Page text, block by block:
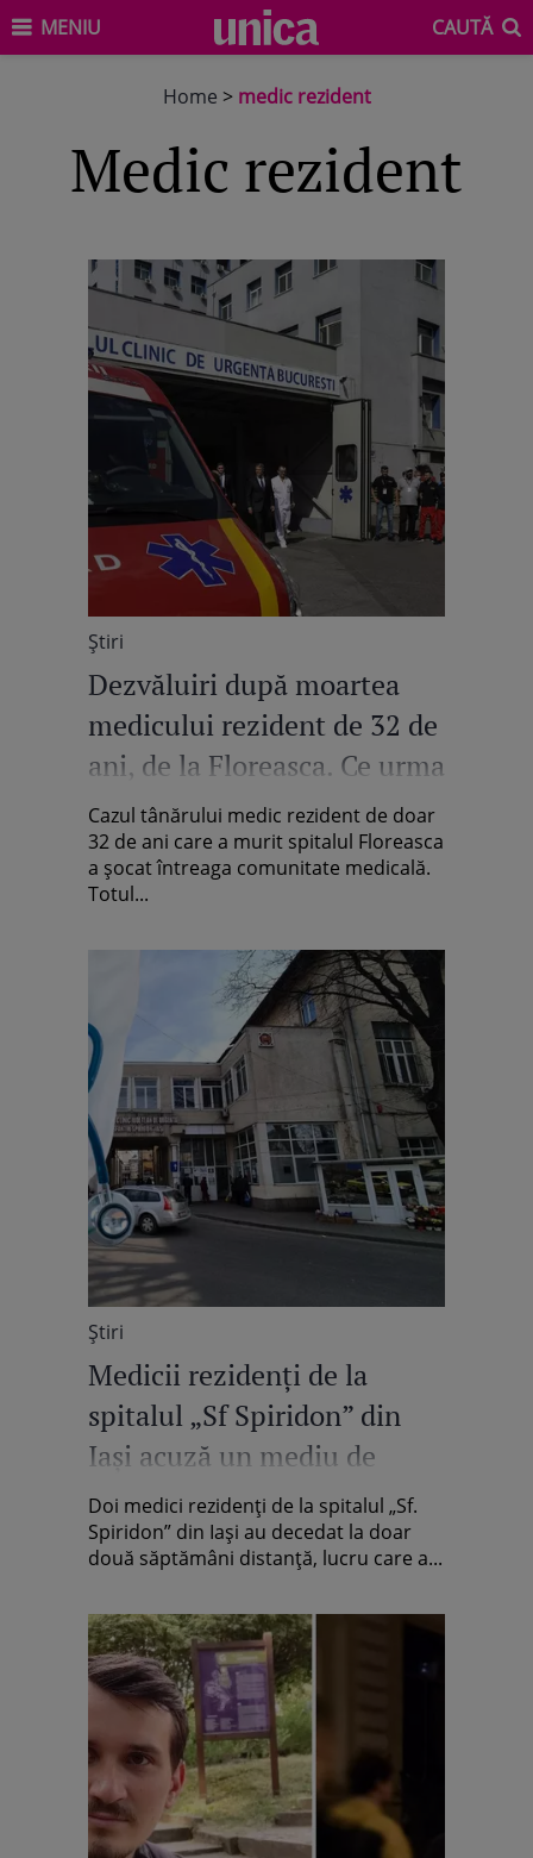
MENIU CAUTĂ
Home > medic rezident
medic rezident
Știri
Dezvăluiri după moartea
medicului rezident de 32 de
ani, de la Floreasca. Ce urma
să facă
Cazul tânărului medic rezident de doar
32 de ani care a murit spitalul Floreasca
a șocat întreaga comunitate medicală.
Totul...
Știri
Medicii rezidenți de la
spitalul „Sf Spiridon” din
Iași acuză un mediu de
lucru „infernal”: „Suntem
obligați să stăm și 34 de ore
treji”
Doi medici rezidenți de la spitalul „Sf.
Spiridon” din Iași au decedat la doar
două săptămâni distanță, lucru care a...